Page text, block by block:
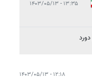
۱۳:۳۵ - ۱۴۰۳/۰۵/۱۳
۱۲:۱۸ - ۱۴۰۳/۰۵/۱۳